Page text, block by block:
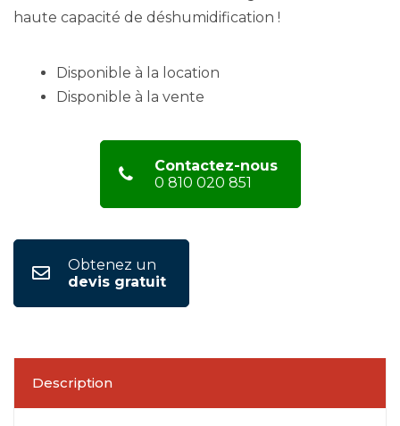
haute capacité de déshumidification !
Disponible à la location
Disponible à la vente
Contactez-nous
0 810 020 851
Obtenez un
devis gratuit
Description